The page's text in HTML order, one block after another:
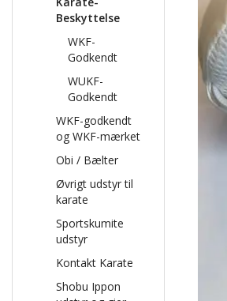
Beskyttelse
WKF-
Godkendt
WUKF-
Godkendt
WKF-godkendt
og WKF-mærket
Obi / Bælter
Øvrigt udstyr til
karate
Sportskumite
udstyr
Kontakt Karate
Shobu Ippon